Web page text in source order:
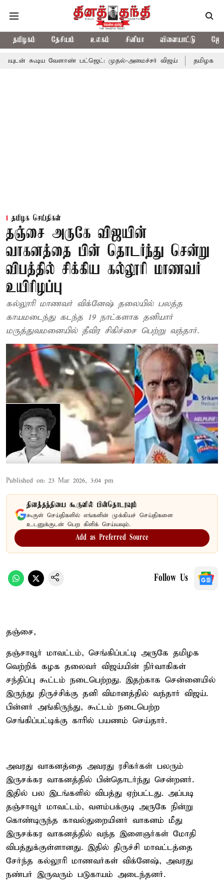
தமிழகம் தேசியம் உலகம் சினிமா விளையாட்டு
வேளாண் பட்ஜெட்: முதல்-அமைச்சர் விஜய் தமிழக அரசியலில்
தமிழக செய்திகள்
தஞ்சை அருகே விஜயின்
வாகனத்தை பின் தொடர்ந்து சென்று
விபத்தில் சிக்கிய கல்லூரி மாணவர்
உயிரிழப்பு
கல்லூரி மாணவர் விக்னேஷ் தலையில் பலத்த
காயமடைந்து கடந்த 19 நாட்களாக தனியார்
மருத்துவமனையில் தீவிர சிகிச்சை பெற்று வந்தார்.
Published on: 23 Mar 2026, 3:04 pm
தினத்தந்தியை கூகுளில் பின்தொடரவும்
கூகுள் செய்திகளில் எங்களின் முக்கியச் செய்திகளை
உடனுக்குடன் பெற கிளிக் செய்யவும்.
Add as Preferred Source
Follow Us
தஞ்சை,
தஞ்சாவூர் மாவட்டம், செங்கிப்பட்டி அருகே தமிழக
வெற்றிக் கழக தலைவர் விஜய்யின் நிர்வாகிகள்
சந்திப்பு கூட்டம் நடைபெற்றது. இதற்காக சென்னையில்
இருந்து திருச்சிக்கு தனி விமானத்தில் வந்தார் விஜய்.
பின்னர் அங்கிருந்து, கூட்டம் நடைபெற்ற
செங்கிப்பட்டிக்கு காரில் பயணம் செய்தார்.
அவரது வாகனத்தை அவரது ரசிகர்கள் பலரும்
இருசக்கர வாகனத்தில் பின்தொடர்ந்து சென்றனர்.
இதில் பல இடங்களில் விபத்து ஏற்பட்டது. அப்படி
தஞ்சாவூர் மாவட்டம், வளம்பக்குடி அருகே நின்று
கொண்டிருந்த காவல்துறையினர் வாகனம் மீது
இருசக்கர வாகனத்தில் வந்த இளைஞர்கள் மோதி
விபத்துக்குள்ளானது. இதில் திருச்சி மாவட்டத்தை
சேர்ந்த கல்லூரி மாணவர்கள் விக்னேஷ், அவரது
நண்பர் இருவரும் படுகாயம் அடைந்தனர்.